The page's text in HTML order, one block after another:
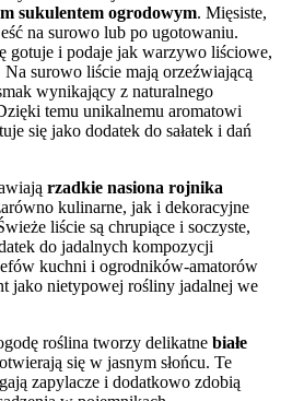
sukulentem ogrodowym. Mięsiste,
na surowo lub po ugotowaniu.
gotuje i podaje jak warzywo liściowe,
surowo liście mają orzeźwiającą
wynikający z naturalnego
temu unikalnemu aromatowi
się jako dodatek do sałatek i dań
rzadkie nasiona rojnika
kulinarne, jak i dekoracyjne
liście są chrupiące i soczyste,
do jadalnych kompozycji
kuchni i ogrodników-amatorów
jako nietypowej rośliny jadalnej we
roślina tworzy delikatne białe
się w jasnym słońcu. Te
zapylacze i dodatkowo zdobią